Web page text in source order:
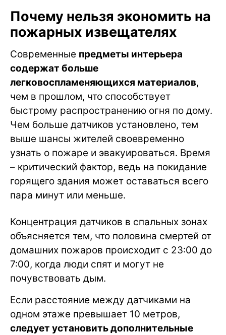
Почему нельзя экономить на
пожарных извещателях
Современные предметы интерьера
содержат больше
легковоспламеняющихся материалов,
чем в прошлом, что способствует
быстрому распространению огня по дому.
Чем больше датчиков установлено, тем
выше шансы жителей своевременно
узнать о пожаре и эвакуироваться. Время
– критический фактор, ведь на покидание
горящего здания может оставаться всего
пара минут или меньше.
Концентрация датчиков в спальных зонах
объясняется тем, что половина смертей от
домашних пожаров происходит с 23:00 до
7:00, когда люди спят и могут не
почувствовать дым.
Если расстояние между датчиками на
одном этаже превышает 10 метров,
следует установить дополнительные